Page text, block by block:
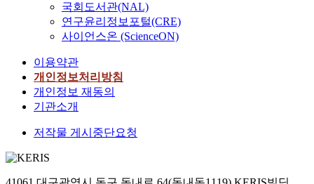
국회도서관(NAL)
연구윤리정보포털(CRE)
사이언스온 (ScienceON)
이용약관
개인정보처리방침
개인정보 재동의
기관소개
저작물 게시중단요청